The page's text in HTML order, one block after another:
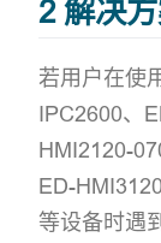
2 解决
若用户在使
IPC2600、
HMI2120-
ED-
等设备时遇